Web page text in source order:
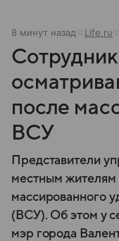
8 минут назад Life.ru
после
ВСУ
Представители
местным жителям
массированного
(ВСУ). Об этом у
мэр города